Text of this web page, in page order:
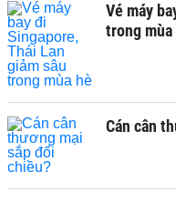
Vé máy
trong mùa
Cán cân